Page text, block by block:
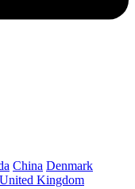
China Denmark
United Kingdom